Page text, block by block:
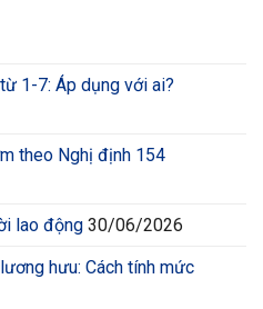
1-7: Áp dụng với ai?
theo Nghị định 154
lao động 30/06/2026
hưu: Cách tính mức